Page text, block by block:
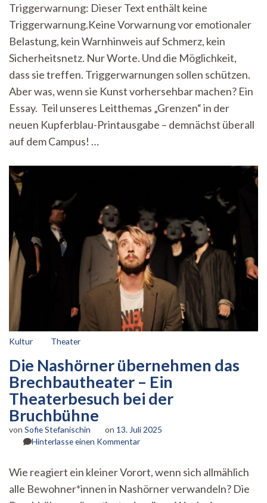
Gefühle:
Was
Triggerwarnungen
mit
Kunst
machen
Triggerwarnung: Dieser Text enthält keine
Triggerwarnung.Keine Vorwarnung vor emotionaler
Belastung, kein Warnhinweis auf Schmerz, kein
Sicherheitsnetz. Nur Worte. Und die Möglichkeit,
dass sie treffen. Triggerwarnungen sollen schützen.
Aber was, wenn sie Kunst vorhersehbar machen? Ein
Essay. Teil unseres Leitthemas „Grenzen“ in der
neuen Kupferblau-Printausgabe – demnächst überall
auf dem Campus! …
Kultur Theater
Die Nashörner übernehmen das
Brechbautheater – Ein
Theaterbesuch bei der
Bruchbühne
von Sofie Stefanischin on 13. Juli 2025
Hinterlasse einen Kommentarzu
übernehmen
das
Brechbautheater
Wie reagiert ein kleiner Vorort, wenn sich allmählich
alle Bewohner*innen in Nashörner verwandeln? Die